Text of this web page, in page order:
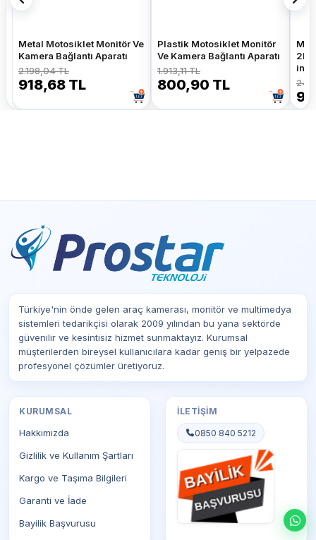
Metal Motosiklet Monitör Ve
Kamera Bağlantı Aparatı
2.198,04 TL
918,68 TL
Plastik Motosiklet Monitör
Ve Kamera Bağlantı Aparatı
1.913,11 TL
800,90 TL
inç
Türkiye'nin önde gelen araç kamerası, monitör ve multimedya
sistemleri tedarikçisi olarak 2009 yılından bu yana sektörde
güvenilir ve kesintisiz hizmet sunmaktayız. Kurumsal
müşterilerden bireysel kullanıcılara kadar geniş bir yelpazede
profesyonel çözümler üretiyoruz.
KURUMSAL
Hakkımızda
Gizlilik ve Kullanım Şartları
Kargo ve Taşıma Bilgileri
Garanti ve İade
Bayilik Başvurusu
İLETIŞIM
0850 840 5212